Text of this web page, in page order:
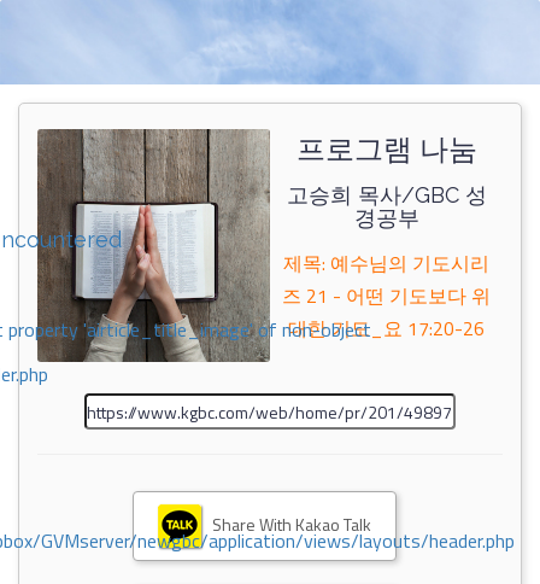
property 'airticle_title_image' of non-object
GVMserver/newgbc/application/views/layouts/header.php
프로그램 나눔
고승희 목사/GBC 성
경공부
제목: 예수님의 기도시리
즈 21 - 어떤 기도보다 위
대한 기도_요 17:20-26
Share With Kakao Talk